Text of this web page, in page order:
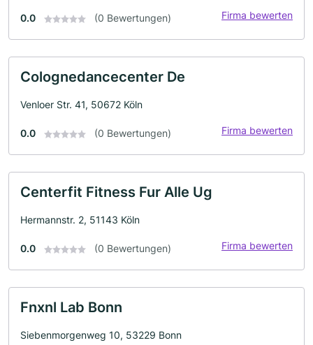
0.0 (0 Bewertungen) Firma bewerten
Colognedancecenter De
Venloer Str. 41, 50672 Köln
0.0 (0 Bewertungen) Firma bewerten
Centerfit Fitness Fur Alle Ug
Hermannstr. 2, 51143 Köln
0.0 (0 Bewertungen) Firma bewerten
Fnxnl Lab Bonn
Siebenmorgenweg 10, 53229 Bonn